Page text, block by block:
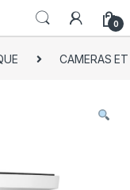
0
CAMERAS